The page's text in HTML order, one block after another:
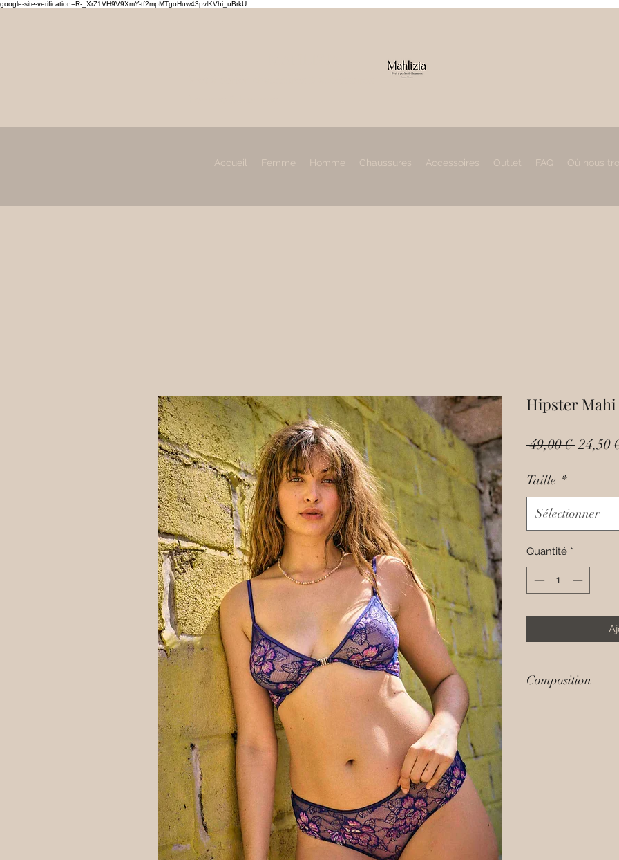
google-site-verification=R-_XrZ1VH9V9XmY-tf2mpMTgoHuw43pvlKVhi_uBrkU
Accueil Femme Homme Chaussures Accessoires Outlet FAQ Où nous
Hipster Mahi
49,00 € Prix
24,50
Taille *
Sélectionner
Quantité *
Composition